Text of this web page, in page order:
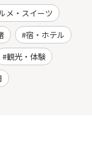
メ・スイーツ
宿・ホテル
観光・体験